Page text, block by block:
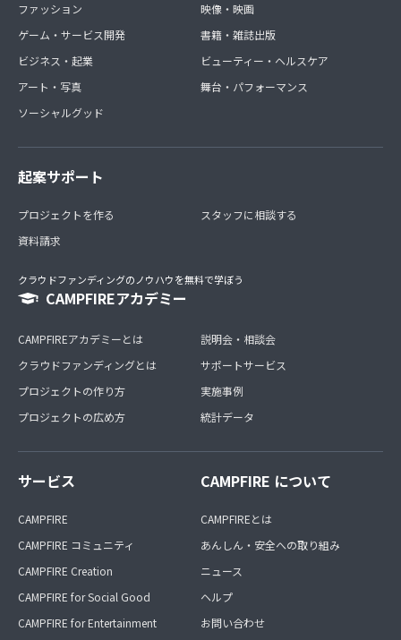
ファッション
ゲーム・サービス開発
ビジネス・起業
アート・写真
ソーシャルグッド
映像・映画
書籍・雑誌出版
ビューティー・ヘルスケア
舞台・パフォーマンス
起案サポート
プロジェクトを作る
資料請求
スタッフに相談する
クラウドファンディングのノウハウを無料で学ぼう
CAMPFIREアカデミー
CAMPFIREアカデミーとは
クラウドファンディングとは
プロジェクトの作り方
プロジェクトの広め方
説明会・相談会
サポートサービス
実施事例
統計データ
サービス
CAMPFIRE
CAMPFIRE コミュニティ
CAMPFIRE Creation
CAMPFIRE for Social Good
CAMPFIRE for Entertainment
CAMPFIRE について
CAMPFIREとは
あんしん・安全への取り組み
ニュース
ヘルプ
お問い合わせ